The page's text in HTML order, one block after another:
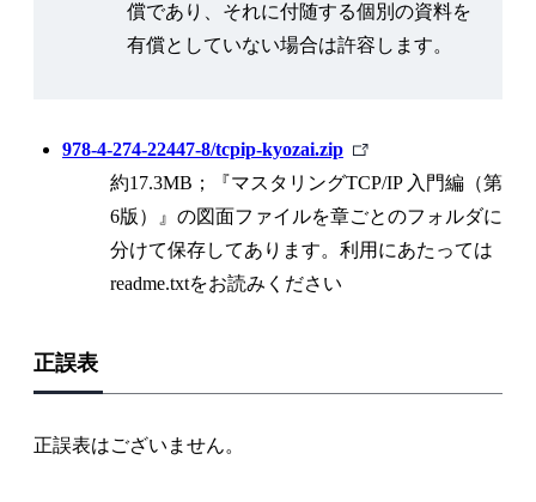
償であり、それに付随する個別の資料を
有償としていない場合は許容します。
978-4-274-22447-8/tcpip-kyozai.zip
外
部
リ
ン
約17.3MB；『マスタリングTCP/IP 入門編（第
6版）』の図面ファイルを章ごとのフォルダに
分けて保存してあります。利用にあたっては
readme.txtをお読みください
正誤表
正誤表はございません。